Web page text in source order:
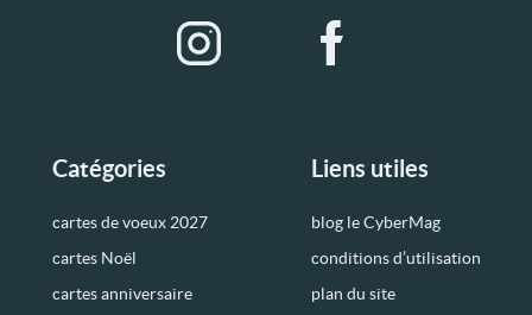
Catégories
cartes de voeux 2027
cartes Noël
cartes anniversaire
Liens utiles
blog le CyberMag
conditions d’utilisation
plan du site